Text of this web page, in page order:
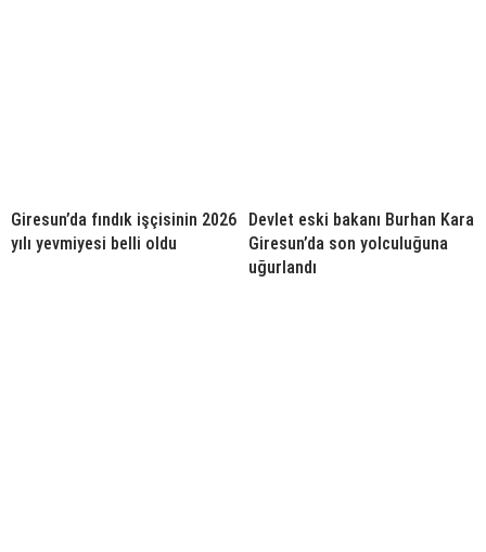
Giresun’da fındık işçisinin 2026
yılı yevmiyesi belli oldu
Devlet eski bakanı Burhan Kara
Giresun’da son yolculuğuna
uğurlandı